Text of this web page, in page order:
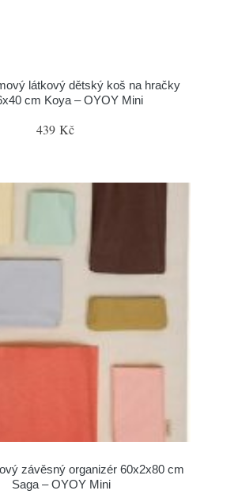
látkový dětský koš na hračky
cm Koya – OYOY Mini
439 Kč
závěsný organizér 60x2x80 cm
Saga – OYOY Mini